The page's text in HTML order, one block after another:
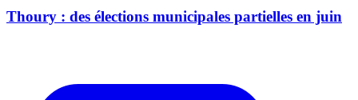
Thoury : des élections municipales partielles en juin